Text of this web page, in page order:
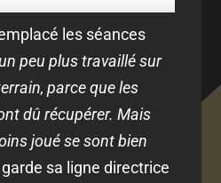
les séances
peu plus travaillé sur
parce que les
dû récupérer. Mais
joué se sont bien
sa ligne directrice